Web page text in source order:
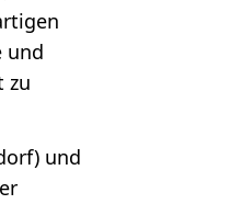
und
zu
und